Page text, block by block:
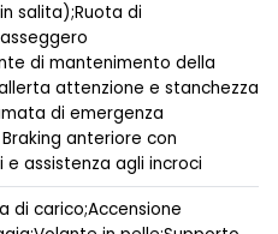
salita);Ruota di
di mantenimento della
attenzione e stanchezza
di emergenza
anteriore con
assistenza agli incroci
di carico;Accensione